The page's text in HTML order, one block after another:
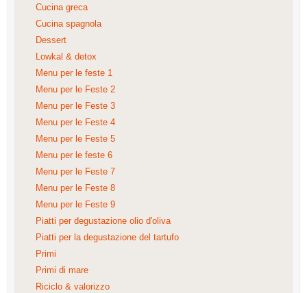
Cucina greca
Cucina spagnola
Dessert
Lowkal & detox
Menu per le feste 1
Menu per le Feste 2
Menu per le Feste 3
Menu per le Feste 4
Menu per le Feste 5
Menu per le feste 6
Menu per le Feste 7
Menu per le Feste 8
Menu per le Feste 9
Piatti per degustazione olio d'oliva
Piatti per la degustazione del tartufo
Primi
Primi di mare
Riciclo & valorizzo